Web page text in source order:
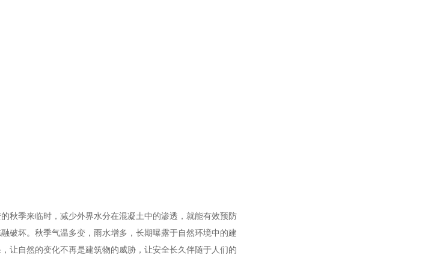
秋季来临时，减少外界水分在混凝土中的渗透，就能有效预防
破坏。秋季气温多变，雨水增多，长期曝露于自然环境中的建
让自然的变化不再是建筑物的威胁，让安全长久伴随于人们的